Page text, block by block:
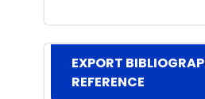
EXPORT
REFERENCE